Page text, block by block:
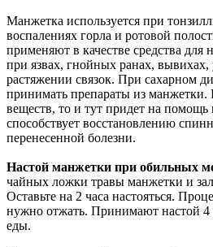
Манжетка используется при
воспалениях горла и ротовой
применяют в качестве средства для
при язвах, гнойных ранах,
растяжении связок. При сахарном
принимать препараты из
веществ, то и тут придет на помощь
способствует восстановлению
перенесенной болезни.
Настой манжетки при обильных
чайных ложки травы манжетки и
Оставьте на 2 часа настояться.
нужно отжать. Принимают настой 4
еды.